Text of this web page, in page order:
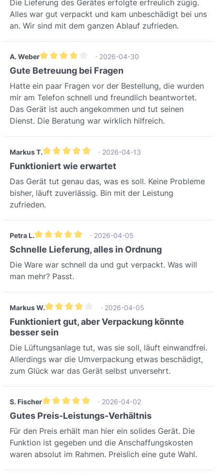
stabilen und passgenauen Sitz der
Lüftungskomponente, vereinfacht die
Montage und sorgt für eine ästhetisch
ansprechende Integration in die
Fassade.Technische
rheitMaterialNeoporBrandschutzklasse
B2/EKernbohrung Durchmesser162
mmFür runde WandhülsenGefälle3 %Für
optimale
EntwässerungBrandschutzklasseB2/EN
13501EinbaupositionWaagerechtFür
optimale
LeistungAbmessungMaßHinweisBreite2
20 mmKompaktes DesignHöhe240
mmFür gängige WandstärkenTiefe500
mmErmöglicht sicheren
Montage-Set eckig ist ideal für den
Einsatz in Neubauten bei der
Installation von dezentralen
Lüftungsgeräten Vitovent 050-D oder
Lüftungssysteme, insbesondere dort,
wo eine zuverlässige
Kondenswasserableitung entscheidend
ist und eine waagerechte
Einbauposition erforderlich
ist.Hersteller & QualitätDas Viessmann
Montage-Set eckig steht für die
bewährte Qualität des renommierten
Herstellers Viessmann. Vertrauen Sie
auf ein Produkt, das für Langlebigkeit
und zuverlässige Funktion in Ihrem
Lüftungssystem entwickelt wurde und
höchsten Ansprüchen an Material und
Verarbeitung genügt.Optimieren Sie die
Installation Ihrer Vitovent
Die Lieferung des Gerätes erfolgte erfreulich zügig.
Alles war gut verpackt und kam unbeschädigt bei uns
an. Wir sind mit dem ganzen Ablauf zufrieden.
A. Weber
Durchschnittliche Bewertung von 4 von 5 Sternen
· 2026-04-30
Gute Betreuung bei Fragen
Hatte ein paar Fragen vor der Bestellung, die wurden
mir am Telefon schnell und freundlich beantwortet.
Das Gerät ist auch angekommen und tut seinen
Dienst. Die Beratung war wirklich hilfreich.
Markus T.
Durchschnittliche Bewertung von 5 von 5 Sternen
· 2026-04-13
Funktioniert wie erwartet
Das Gerät tut genau das, was es soll. Keine Probleme
bisher, läuft zuverlässig. Bin mit der Leistung
zufrieden.
Petra L.
Durchschnittliche Bewertung von 5 von 5 Sternen
· 2026-04-05
Schnelle Lieferung, alles in Ordnung
Die Ware war schnell da und gut verpackt. Was will
man mehr? Passt.
Markus W.
Durchschnittliche Bewertung von 4 von 5 Sternen
· 2026-04-05
Funktioniert gut, aber Verpackung könnte
besser sein
Die Lüftungsanlage tut, was sie soll, läuft einwandfrei.
Allerdings war die Umverpackung etwas beschädigt,
zum Glück war das Gerät selbst unversehrt.
S. Fischer
Durchschnittliche Bewertung von 5 von 5 Sternen
· 2026-04-02
Gutes Preis-Leistungs-Verhältnis
Für den Preis erhält man hier ein solides Gerät. Die
Funktion ist gegeben und die Anschaffungskosten
waren absolut im Rahmen. Preislich eine gute Wahl.